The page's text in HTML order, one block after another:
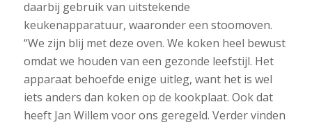
daarbij gebruik van uitstekende
keukenapparatuur, waaronder een stoomoven.
‘‘We zijn blij met deze oven. We koken heel bewust
omdat we houden van een gezonde leefstijl. Het
apparaat behoefde enige uitleg, want het is wel
iets anders dan koken op de kookplaat. Ook dat
heeft Jan Willem voor ons geregeld. Verder vinden